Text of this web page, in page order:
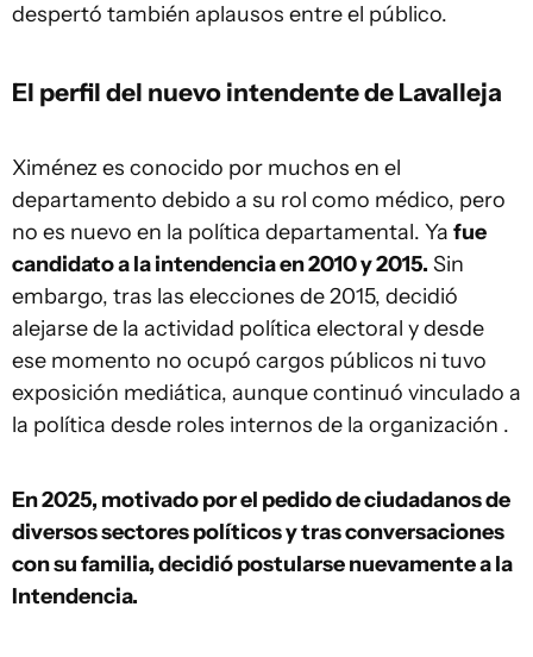
despertó también aplausos entre el público.
El perfil del nuevo intendente de Lavalleja
Ximénez es conocido por muchos en el
departamento debido a su rol como médico, pero
no es nuevo en la política departamental. Ya fue
candidato a la intendencia en 2010 y 2015. Sin
embargo, tras las elecciones de 2015, decidió
alejarse de la actividad política electoral y desde
ese momento no ocupó cargos públicos ni tuvo
exposición mediática, aunque continuó vinculado a
la política desde roles internos de la organización .
En 2025, motivado por el pedido de ciudadanos de
diversos sectores políticos y tras conversaciones
con su familia, decidió postularse nuevamente a la
Intendencia.